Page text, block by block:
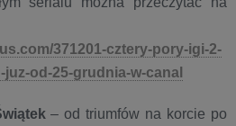
371201-cztery-pory-igi-2-
od-25-grudnia-w-canal
– od triumfów na korcie po